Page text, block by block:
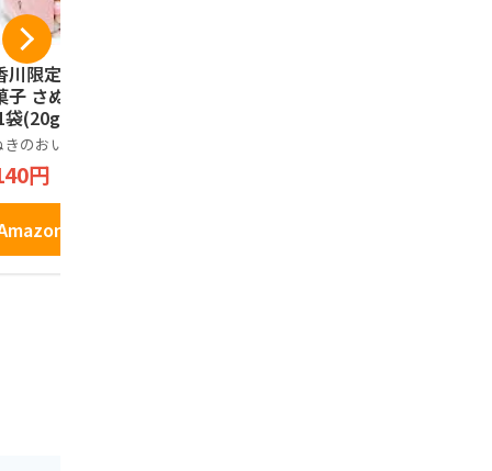
川限定】幸せの
子 さぬきのおい
袋(20g×2カッ
のおいり
円
で見る